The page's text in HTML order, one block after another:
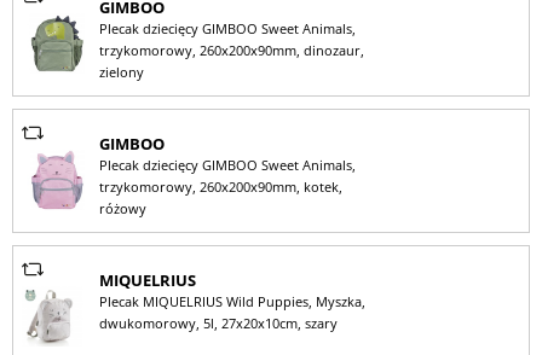
GIMBOO
Plecak dziecięcy GIMBOO Sweet Animals,
trzykomorowy, 260x200x90mm, dinozaur,
zielony
GIMBOO
Plecak dziecięcy GIMBOO Sweet Animals,
trzykomorowy, 260x200x90mm, kotek,
różowy
MIQUELRIUS
Plecak MIQUELRIUS Wild Puppies, Myszka,
dwukomorowy, 5l, 27x20x10cm, szary